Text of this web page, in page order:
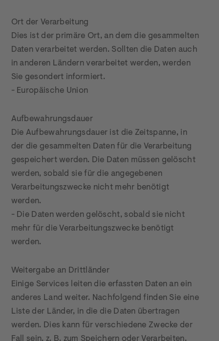
Ort der Verarbeitung
Dies ist der primäre Ort, an dem die gesammelten
Daten verarbeitet werden. Sollten die Daten auch
in anderen Ländern verarbeitet werden, werden
Sie gesondert informiert.
- Europäische Union
Aufbewahrungsdauer
Die Aufbewahrungsdauer ist die Zeitspanne, in
der die gesammelten Daten für die Verarbeitung
gespeichert werden. Die Daten müssen gelöscht
werden, sobald sie für die angegebenen
Verarbeitungszwecke nicht mehr benötigt
werden.
- Die Daten werden gelöscht, sobald sie nicht
mehr für die Verarbeitungszwecke benötigt
werden.
Weitergabe an Drittländer
Einige Services leiten die erfassten Daten an ein
anderes Land weiter. Nachfolgend finden Sie eine
Liste der Länder, in die die Daten übertragen
werden. Dies kann für verschiedene Zwecke der
Fall sein, z. B. zum Speichern oder Verarbeiten.